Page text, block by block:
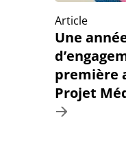
Article
Une
première
Projet